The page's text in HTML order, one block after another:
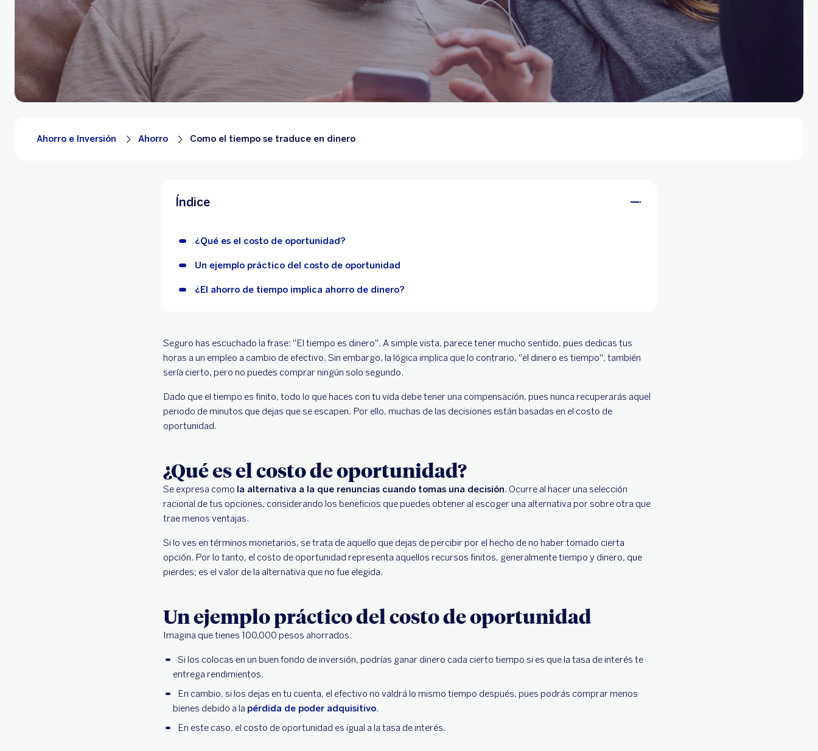
Ahorro e Inversión Ahorro Como el tiempo se traduce en dinero
Índice
¿Qué es el costo de oportunidad?
Un ejemplo práctico del costo de oportunidad
¿El ahorro de tiempo implica ahorro de dinero?
Seguro has escuchado la frase: "El tiempo es dinero". A simple vista, parece tener mucho sentido, pues dedicas tus
horas a un empleo a cambio de efectivo. Sin embargo, la lógica implica que lo contrario, "el dinero es tiempo", también
sería cierto, pero no puedes comprar ningún solo segundo.
Dado que el tiempo es finito, todo lo que haces con tu vida debe tener una compensación, pues nunca recuperarás aquel
periodo de minutos que dejas que se escapen. Por ello, muchas de las decisiones están basadas en el costo de
oportunidad.
¿Qué es el costo de oportunidad?
Se expresa como la alternativa a la que renuncias cuando tomas una decisión. Ocurre al hacer una selección
racional de tus opciones, considerando los beneficios que puedes obtener al escoger una alternativa por sobre otra que
trae menos ventajas.
Si lo ves en términos monetarios, se trata de aquello que dejas de percibir por el hecho de no haber tomado cierta
opción. Por lo tanto, el costo de oportunidad representa aquellos recursos finitos, generalmente tiempo y dinero, que
pierdes; es el valor de la alternativa que no fue elegida.
Un ejemplo práctico del costo de oportunidad
Imagina que tienes 100,000 pesos ahorrados.
Si los colocas en un buen fondo de inversión, podrías ganar dinero cada cierto tiempo si es que la tasa de interés te
entrega rendimientos.
En cambio, si los dejas en tu cuenta, el efectivo no valdrá lo mismo tiempo después, pues podrás comprar menos
bienes debido a la pérdida de poder adquisitivo.
En este caso, el costo de oportunidad es igual a la tasa de interés.